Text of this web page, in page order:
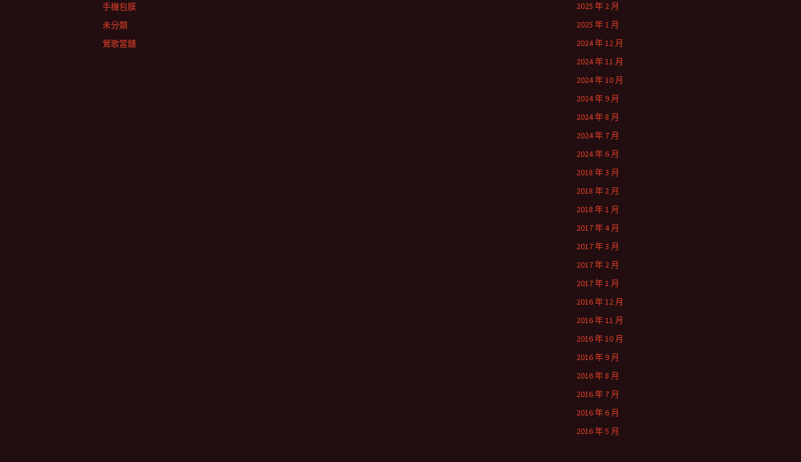
2025 年 2 月
2025 年 1 月
2024 年 12 月
2024 年 11 月
2024 年 10 月
2024 年 9 月
2024 年 8 月
2024 年 7 月
2024 年 6 月
2018 年 3 月
2018 年 2 月
2018 年 1 月
2017 年 4 月
2017 年 3 月
2017 年 2 月
2017 年 1 月
2016 年 12 月
2016 年 11 月
2016 年 10 月
2016 年 9 月
2016 年 8 月
2016 年 7 月
2016 年 6 月
2016 年 5 月
手機包膜
未分類
鶯歌當舖